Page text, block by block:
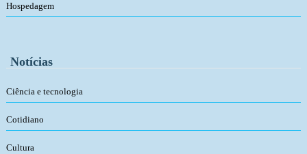
Hospedagem
Notícias
Ciência e tecnologia
Cotidiano
Cultura